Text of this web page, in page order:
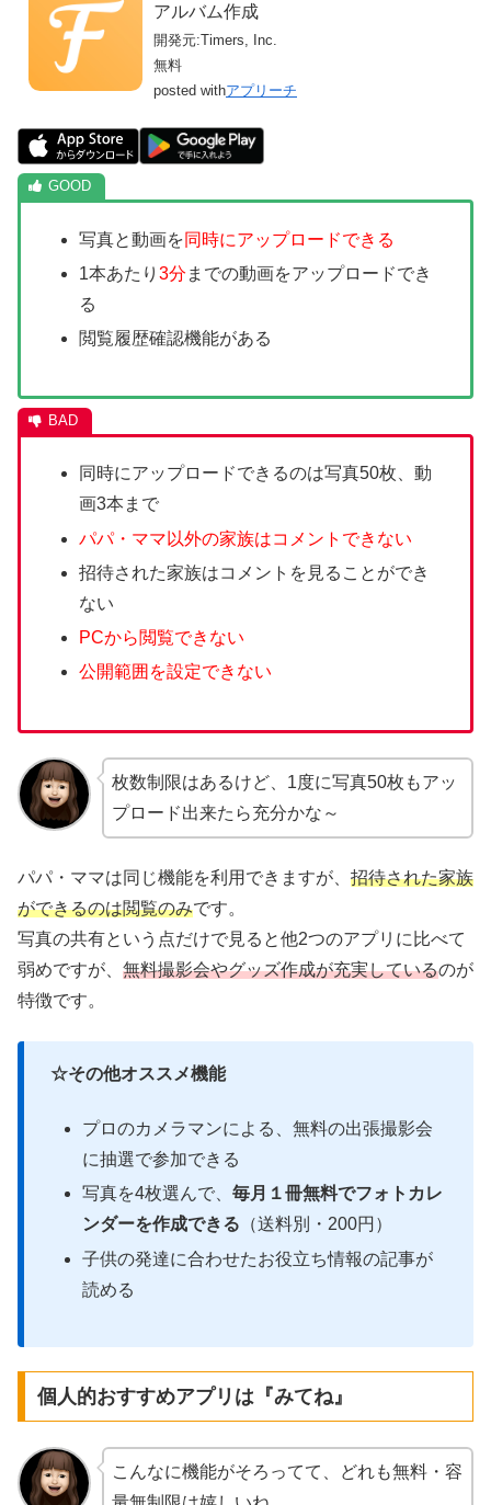
アルバム作成
開発元:Timers, Inc.
無料
posted withアプリーチ
写真と動画を同時にアップロードできる
1本あたり3分 までの動画をアップロードでき
る
閲覧履歴確認機能がある
同時にアップロードできるのは写真50枚、動
画3本まで
パパ・ママ以外の家族はコメントできない
招待された家族はコメントを見ることができ
ない
PCから閲覧できない
公開範囲を設定できない
枚数制限はあるけど、1度に写真50枚もアッ
プロード出来たら充分かな～
パパ・ママは同じ機能を利用できますが、 招待された家族
ができるのは閲覧のみです。
写真の共有という点だけで見ると他2つのアプリに比べて
弱めですが、 無料撮影会やグッズ作成が充実しているのが
特徴です。
☆その他オススメ機能
プロのカメラマンによる、無料の出張撮影会
に抽選で参加できる
写真を4枚選んで、毎月１冊無料でフォトカレ
ンダーを作成できる （送料別・200円）
子供の発達に合わせたお役立ち情報の記事が
読める
個人的おすすめアプリは『みてね』
こんなに機能がそろってて、どれも無料・容